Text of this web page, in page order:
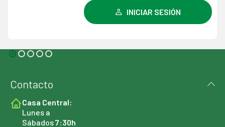
INICIAR SESIÓN
Contacto
Casa Central:
Lunes a
Sábados7:30h